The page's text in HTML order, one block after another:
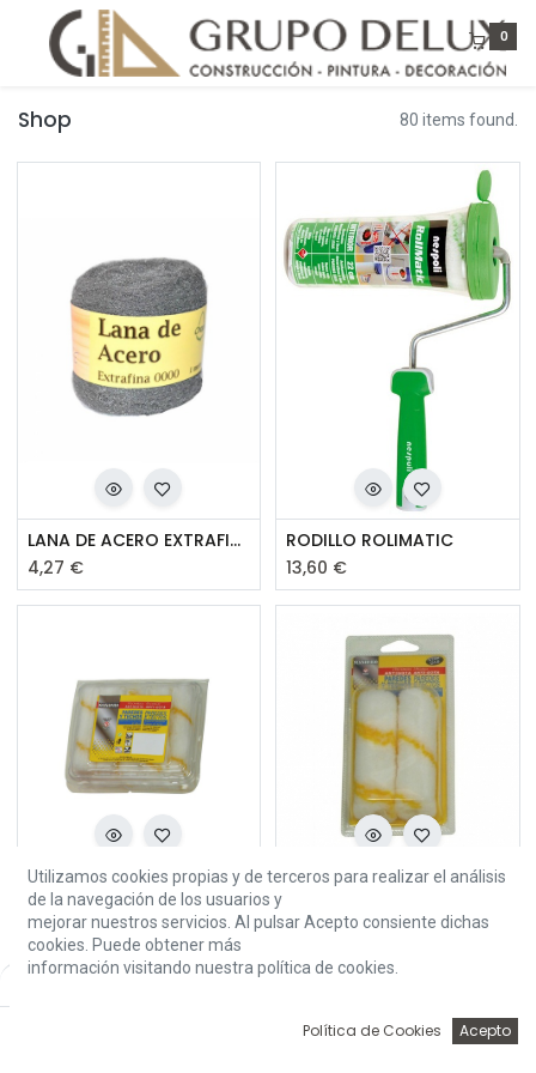
Default
0
Shop 80 items found.
LANA DE ACERO EXTRAFINA 0000
4,27 €
RODILLO ROLIMATIC
13,60 €
MINIRODILLO ANTIGOTA 11CM
1,50€
2 MINIRECAMBIOS ANTIGOTA
4,63€
Utilizamos cookies propias y de terceros para realizar el análisis
de la navegación de los usuarios y
mejorar nuestros servicios. Al pulsar Acepto consiente dichas
cookies. Puede obtener más
información visitando nuestra política de cookies.
Política de Cookies Acepto